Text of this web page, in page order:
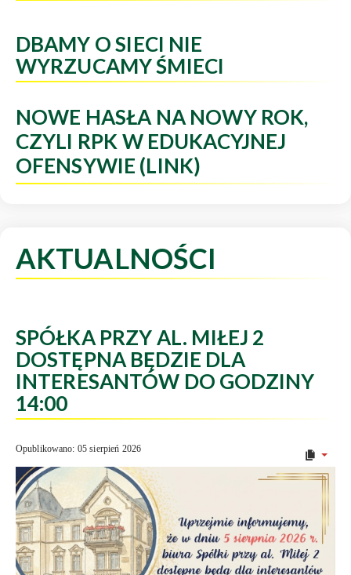
DBAMY O SIECI NIE
WYRZUCAMY ŚMIECI
NOWE HASŁA NA NOWY ROK,
CZYLI RPK W EDUKACYJNEJ
OFENSYWIE (LINK)
AKTUALNOŚCI
SPÓŁKA PRZY AL. MIŁEJ 2
DOSTĘPNA BĘDZIE DLA
INTERESANTÓW DO GODZINY
14:00
Opublikowano: 05 sierpień 2026